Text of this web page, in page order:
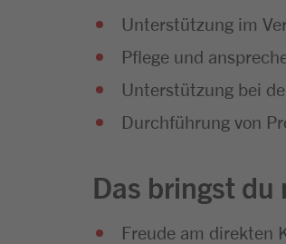
Unterstützung im
Pflege und
Unterstützung bei
Durchführung von
Das bringst du
Freude am direkten